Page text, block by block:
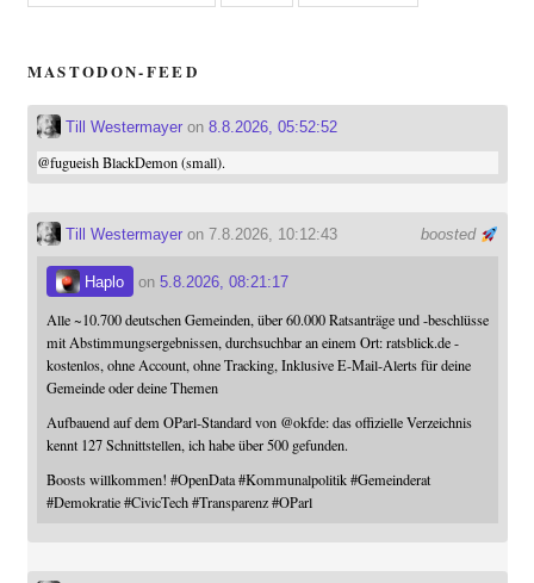
MASTODON-FEED
Till Westermayeron 8.8.2026, 05:52:52
@fugueishBlackDemon (small).
boosted
Till Westermayeron 7.8.2026, 10:12:43
Haplo on 5.8.2026, 08:21:17
Alle ~10.700 deutschen Gemeinden, über 60.000 Ratsanträge und -beschlüsse
mit Abstimmungsergebnissen, durchsuchbar an einem Ort: ratsblick.de -
kostenlos, ohne Account, ohne Tracking, Inklusive E-Mail-Alerts für deine
Gemeinde oder deine Themen
Aufbauend auf dem OParl-Standard von @okfde: das offizielle Verzeichnis
kennt 127 Schnittstellen, ich habe über 500 gefunden.
Boosts willkommen! #OpenData #Kommunalpolitik #Gemeinderat
#Demokratie #CivicTech #Transparenz #OParl